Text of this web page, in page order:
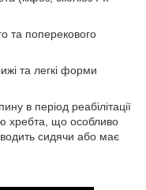
та поперекового
та легкі форми
в період реабілітації
хребта, що особливо
сидячи або має